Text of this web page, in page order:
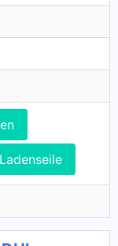
Ladenseile